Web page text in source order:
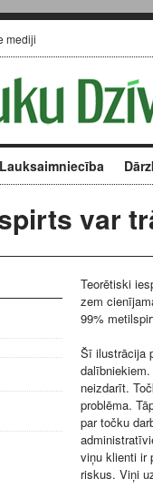
mediji
Lauksaimniecība
var
Teorētiski
zem
99%
Šī ilustrācija
neizdarīt.
problēma.
par točku
viņu klienti ir
riskus. Viņi